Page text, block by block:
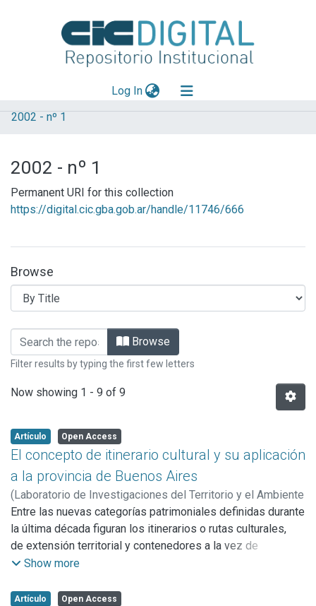
Log In(current)
Explorar
Aportar material
2002 - nº 1
2002 - nº 1
Permanent URI for this collection
https://digital.cic.gba.gob.ar/handle/11746/666
Browse
Browsing 2002 - nº 1 by Title
Browse
Filter results by typing the first few letters
Now showing 1 - 9 of 9
Artículo Open Access
El concepto de itinerario cultural y su aplicación
a la provincia de Buenos Aires
(Laboratorio de Investigaciones del Territorio y el Ambiente
(LINTA), 2002)Miguez, Hernán G.
Entre las nuevas categorías patrimoniales definidas durante
la última década figuran los itinerarios o rutas culturales,
de extensión territorial y contenedores a la vez de
diferentes tipos de bienes, como paisajes natural y cultural,
edificios o instalaciones aisladas. El concepto y la
Show more
Artículo Open Access